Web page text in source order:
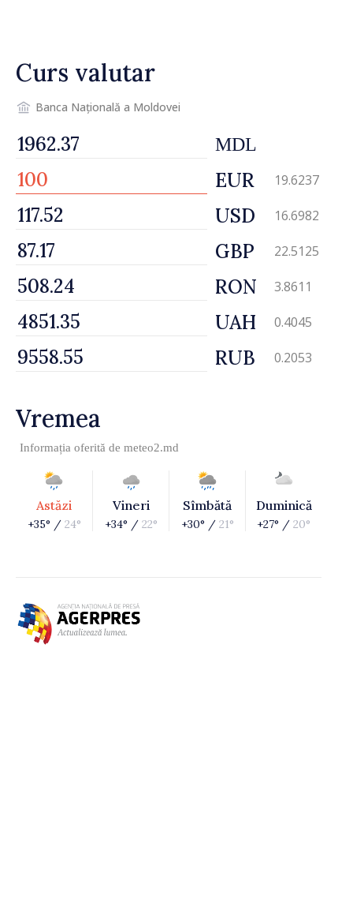
Curs valutar
Banca Națională a Moldovei
MDL
EUR 19.6237
USD 16.6982
GBP 22.5125
RON 3.8611
UAH 0.4045
RUB 0.2053
Vremea
Informația oferită de meteo2.md
Astăzi
+35° / 24°
Vineri
+34° / 22°
Sîmbătă
+30° / 21°
Duminică
+27° / 20°